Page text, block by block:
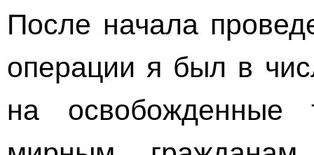
После начала
операции я был в
на освобожденные